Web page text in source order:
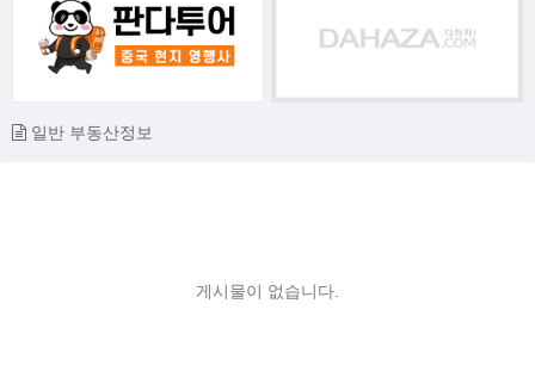
일반 부동산정보
게시물이 없습니다.